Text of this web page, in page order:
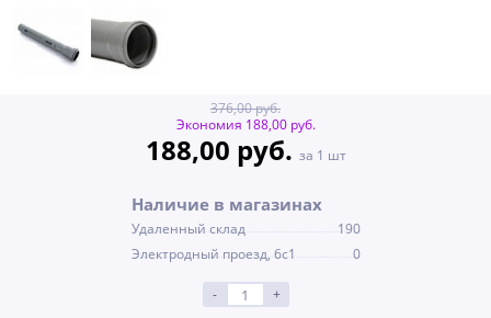
376,00 руб.
Экономия 188,00 руб.
188,00 руб. за 1 шт
Наличие в магазинах
Удаленный склад
190
Электродный проезд, 6с1
0
- +